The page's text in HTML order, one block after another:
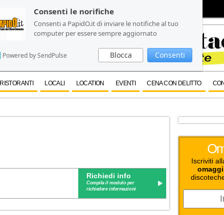
Consenti le norifiche
Consenti a PapidO.it di inviare le notifiche al tuo
computer per essere sempre aggiornato
Blocca Consenti
Powered by SendPulse
Consenti le norifiche
Consenti a PapidO.it di inviare le notifiche al tuo
computer per essere sempre aggiornato
Blocca Consenti
Powered by SendPulse
RISTORANTI LOCALI LOCATION EVENTI CENA CON DELITTO
Richiedi info
Compila il modulo per
richiedere informazioni
Iscriviti